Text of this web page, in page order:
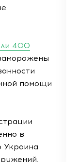
400
помощи
в
Украина